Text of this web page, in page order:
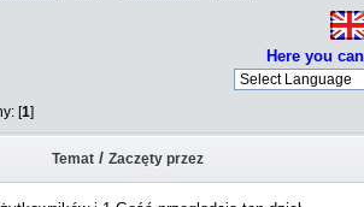
Here you
[1]
Temat/ Zaczęty przez